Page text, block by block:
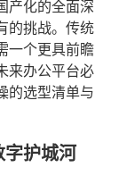
产化的全面深
的挑战。传统
一个更具前瞻
来办公平台必
的选型清单与
护城河